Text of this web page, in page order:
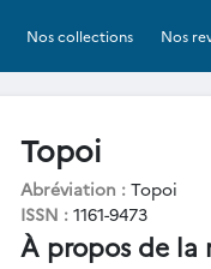
Nos collections Nos
Topoi
Abréviation : Topoi
ISSN : 1161-9473
À propos de la